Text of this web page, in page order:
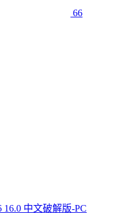
66